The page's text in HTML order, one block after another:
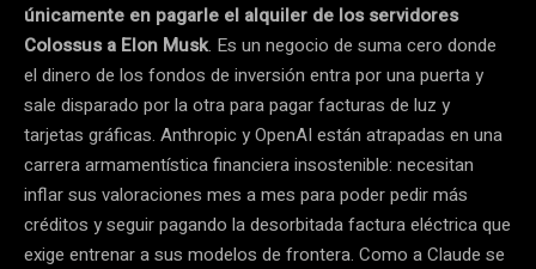
únicamente en pagarle el alquiler de los servidores
Colossus a Elon Musk. Es un negocio de suma cero donde
el dinero de los fondos de inversión entra por una puerta y
sale disparado por la otra para pagar facturas de luz y
tarjetas gráficas. Anthropic y OpenAI están atrapadas en una
carrera armamentística financiera insostenible: necesitan
inflar sus valoraciones mes a mes para poder pedir más
créditos y seguir pagando la desorbitada factura eléctrica que
exige entrenar a sus modelos de frontera. Como a Claude se